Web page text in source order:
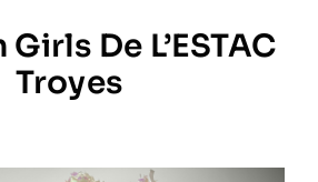
De L’ESTAC
Troyes